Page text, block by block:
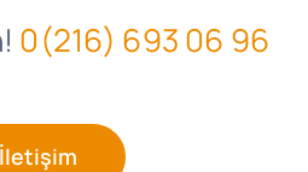
0(216) 693 06 96
İletişim